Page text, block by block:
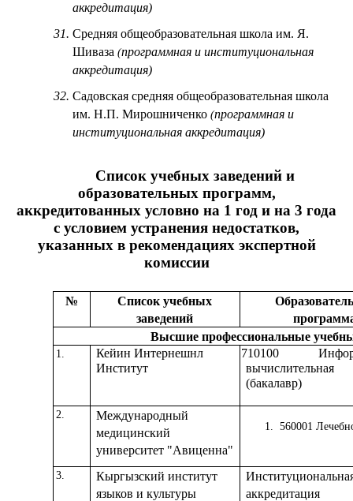
аккредитация)
31. Средняя общеобразовательная школа им. Я.
Шиваза (программная и институциональная
аккредитация)
32. Садовская средняя общеобразовательная школа
им. Н.П. Мирошниченко (программная и
институциональная аккредитация)
Список учебных заведений и
образовательных программ,
аккредитованных условно на 1 год и на 3 года
с условием устранения недостатков,
указанных врекомендациях экспертной
комиссии
№
Список учебных
заведений
Высшие профессиональные
1.
Кейин Интернешнл
Институт
710100
вычислительная
(бакалавр)
2.
Международный
медицинский
университет "Авиценна"
1. 560001
3.
Кыргызский институт
языков и культуры
аккредитация